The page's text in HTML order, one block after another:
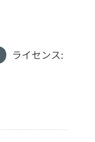
ライセンス: